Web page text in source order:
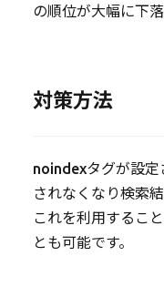
の順位が大幅に下落
対策方法
noindexタグが設定
されなくなり検索
これを利用するこ
とも可能です。